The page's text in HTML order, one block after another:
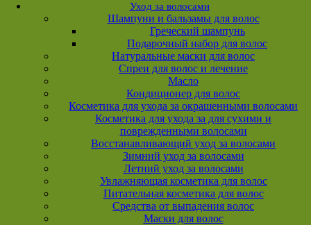
Уход за волосами
Шампуни и бальзамы для волос
Греческий шампунь
Подарочный набор для волос
Натуральные маски для волос
Спреи для волос и лечение
Масло
Кондиционер для волос
Косметика для ухода за окрашенными волосами
Косметика для ухода за для сухими и
поврежденными волосами
Восстанавливающий уход за волосами
Зимний уход за волосами
Летний уход за волосами
Увлажняющая косметика для волос
Питательная косметика для волос
Средства от выпадения волос
Маски для волос